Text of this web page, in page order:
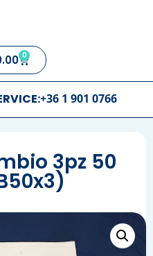
0
+36 1 901 0766
3pz 50